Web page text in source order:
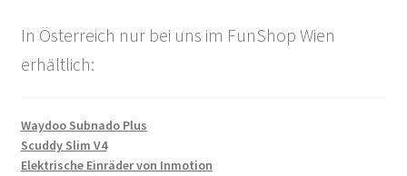
In Österreich nur bei uns im FunShop Wien
erhältlich:
Waydoo Subnado Plus
Scuddy Slim V4
Elektrische Einräder von Inmotion